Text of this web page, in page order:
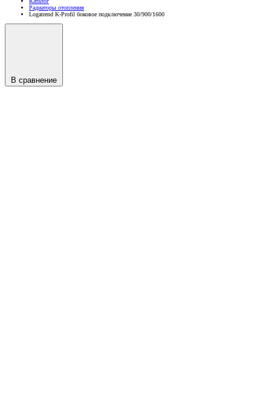
Радиаторы отопления
Logatrend K-Profil боковое подключение 30/900/1600
В сравнение